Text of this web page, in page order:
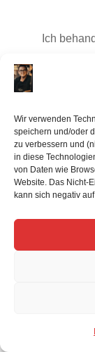
Wir verwenden
speichern und/oder
zu verbessern und
in diese
von Daten wie
Website. Das Nicht-
kann sich negativ
Ich
ehe du es
an unsere
von uns